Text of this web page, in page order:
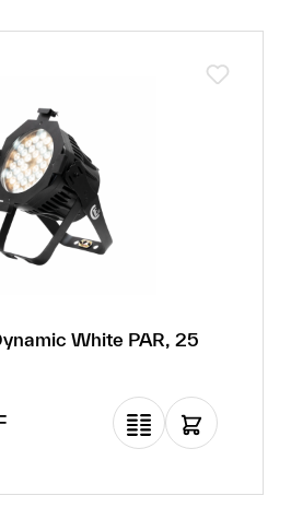
White PAR, 25